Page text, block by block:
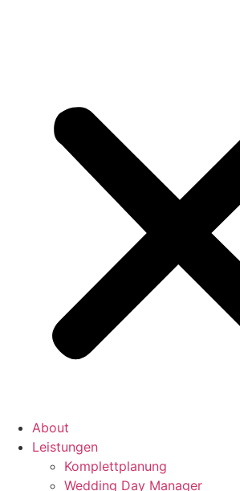
About
Leistungen
Komplettplanung
Wedding Day Manager